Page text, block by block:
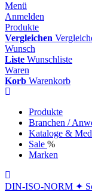
Menü
Anmelden
Produkte
Vergleichen
Wunsch
Liste Wunschliste
Waren
Korb Warenkorb
Produkte
Branchen /
Kataloge &
Sale %
Marken
DIN-ISO-NORM ✦